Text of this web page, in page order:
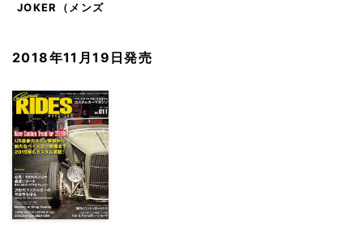
JOKER（メンズ
2018年11月19日発売